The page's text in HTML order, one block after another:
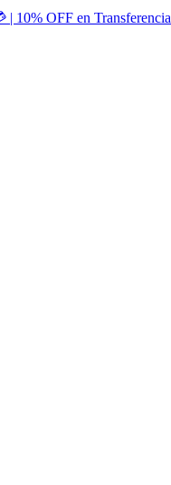
10% OFF en Transferencia